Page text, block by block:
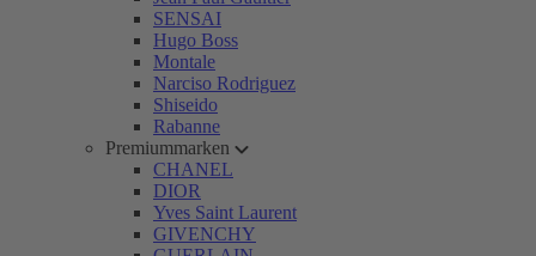
SENSAI
Hugo Boss
Montale
Narciso Rodriguez
Shiseido
Rabanne
Premiummarken
CHANEL
DIOR
Yves Saint Laurent
GIVENCHY